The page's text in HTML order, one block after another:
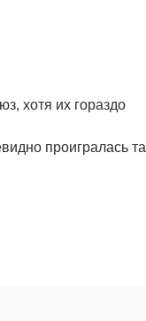
хотя их гораздо
проигралась та